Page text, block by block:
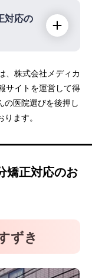
対応の
ンタルクリニ
、株式会社メディカ
サイトを運営して得
の医院選びを後押し
ます。
矯正対応のお
ずき